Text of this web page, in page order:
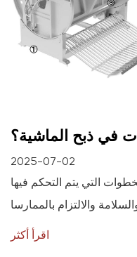
في ذبح الماشية؟
2025-07-02
التي يتم التحكم فيها
اقرأ أكثر